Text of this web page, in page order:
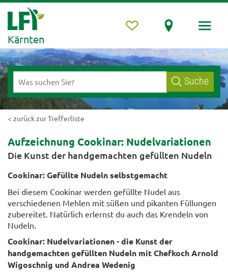
Kärnten
Suche
< zurück zur Trefferliste
Aufzeichnung Cookinar: Nudelvariationen
Die Kunst der handgemachten gefüllten Nudeln
Cookinar: Gefüllte Nudeln selbstgemacht
Bei diesem Cookinar werden gefüllte Nudel aus
verschiedenen Mehlen mit süßen und pikanten Füllungen
zubereitet. Natürlich erlernst du auch das Krendeln von
Nudeln.
Cookinar: Nudelvariationen - die Kunst der
handgemachten gefüllten Nudeln mit Chefkoch Arnold
Wigoschnig und Andrea Wedenig